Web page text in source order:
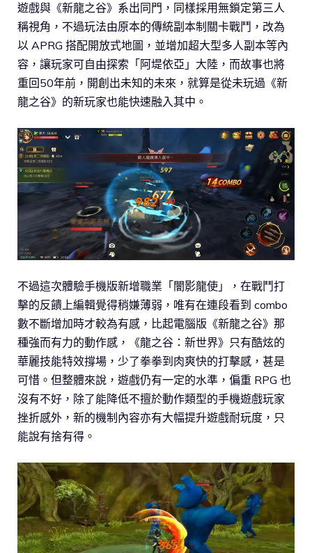
遊戲與《新龍之谷》系出同門，同樣採用無鎖定第三人
稱視角，不過玩法由原本的傳統副本制關卡戰鬥，改為
以 APRG 搭配開放式地圖，並增加超大型多人副本等內
容，讓玩家可自由探索「阿堤依亞」大陸，而故事也將
重回50年前，開創出未知的未來，就算是從未玩過《新
龍之谷》的新玩家也能快速融入其中。
不過這次體驗手機版新增職業「闇影龍使」，在戰鬥打
擊的反饋上編輯覺得稍嫌薄弱，唯有在連段看到 combo
數不斷增加時才較為有感，比起電腦版《新龍之谷》那
種強而有力的動作感，《龍之谷：新世界》只有酷炫的
華麗技能特效撐場，少了拳拳到肉爽快的打擊感，甚是
可惜。但整體來說，遊戲仍有一定的水準，偏重 RPG 也
沒有不好，除了能降低不擅於動作類型的手機遊戲玩家
挫折感外，新的機制內容亦有大幅提升遊戲耐玩度，只
能說有捨有得。